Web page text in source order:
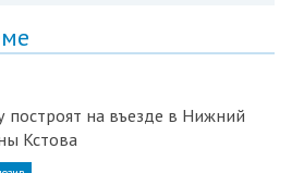
построят на въезде в Нижний
Кстова